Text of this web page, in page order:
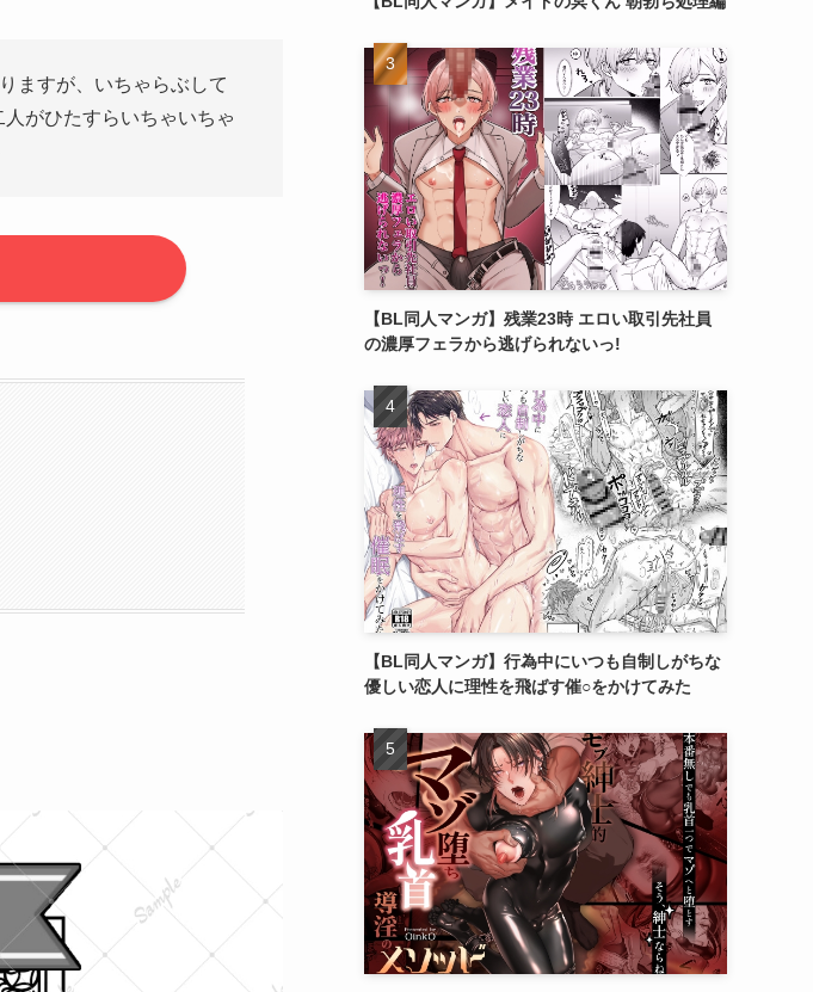
ますが、いちゃらぶして
がひたすらいちゃいちゃ
【BL同人マンガ】残業23時 エロい取引先社員
の濃厚フェラから逃げられないっ!
【BL同人マンガ】行為中にいつも自制しがちな
優しい恋人に理性を飛ばす催○をかけてみた